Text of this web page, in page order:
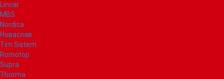
Lincar
MBS
Nordica
Новаслав
Tim Sistem
Romotop
Supra
Thorma